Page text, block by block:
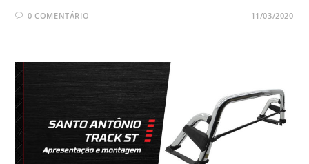
0 COMENTÁRIO 11/03/2020